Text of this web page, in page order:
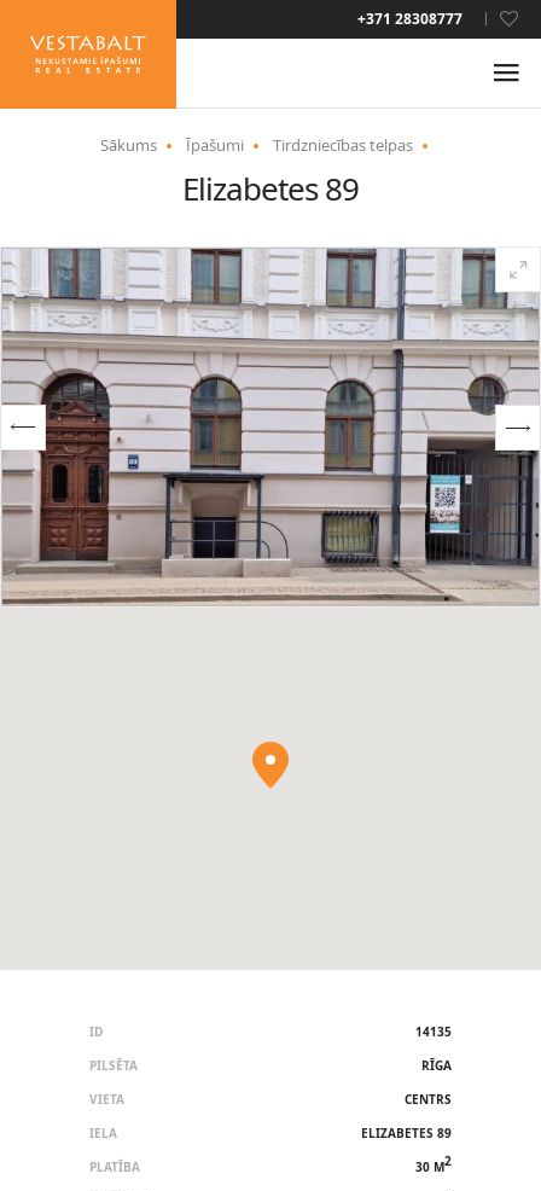
+371 28308777
LAT
ENG
JAUNUMI
ĪPAŠUMI
PAKALPOJUMI
UZTURĒŠANĀS ATĻAUJA
KONTAKTI
Sākums Īpašumi Tirdzniecības telpas
Elizabetes 89
ID
14135
PILSĒTA
RĪGA
VIETA
CENTRS
IELA
ELIZABETES 89
PLATĪBA
30 M2